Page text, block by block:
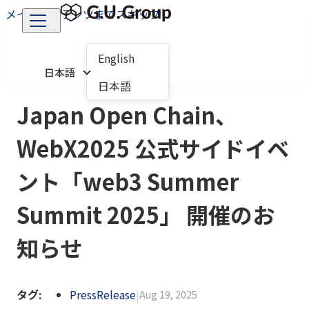
メインコンテンツまでスキップ
日本語
English
日本語
Japan Open Chain、
WebX2025 公式サイドイベ
ント「web3 Summer
Summit 2025」 開催のお
知らせ
タグ: PressRelease|Aug 19, 2025